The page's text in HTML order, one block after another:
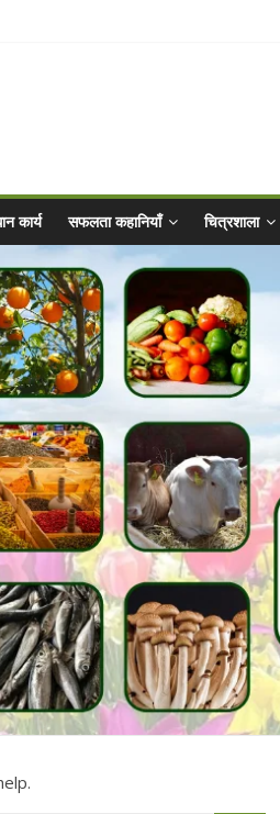
कार्य सफलता कहानियाँ चित्रशाला